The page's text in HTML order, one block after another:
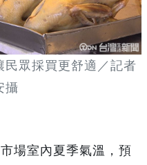
眾採買更舒適／記者
攝
場室內夏季氣溫，預